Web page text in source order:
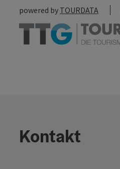
powered by TOURDATA
Kontakt